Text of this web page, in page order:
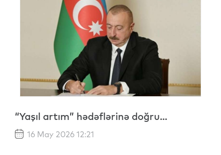
“Yaşıl artım” hədəflərinə doğru...
16 May 2026 12:21